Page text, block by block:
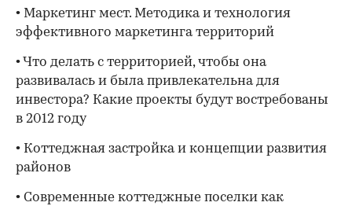
• Маркетинг мест. Методика и технология
эффективного маркетинга территорий
• Что делать с территорией, чтобы она
развивалась и была привлекательна для
инвестора? Какие проекты будут востребованы
в 2012 году
• Коттеджная застройка и концепции развития
районов
• Современные коттеджные поселки как